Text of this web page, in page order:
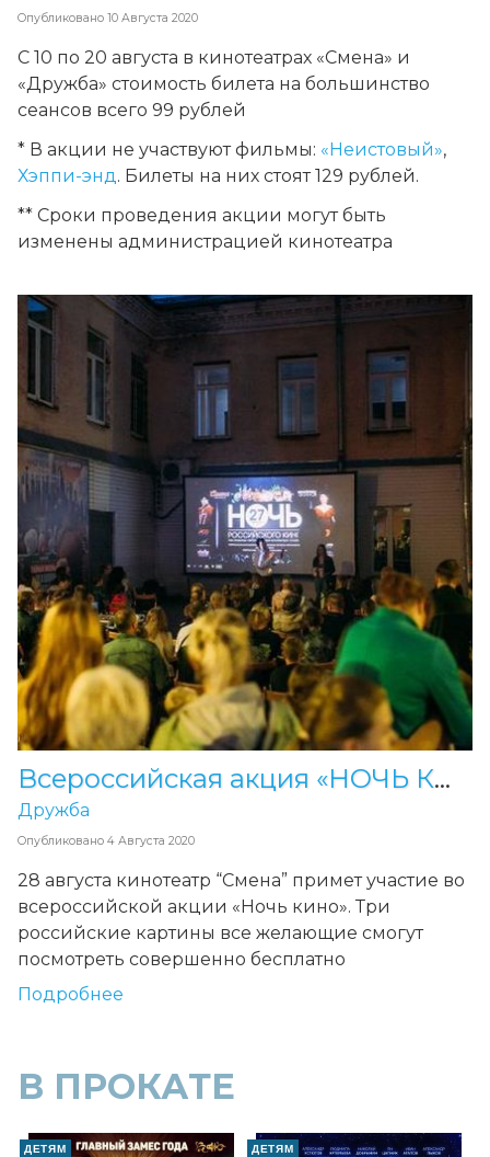
Опубликовано 10 Августа 2020
С 10 по 20 августа в кинотеатрах «Смена» и
«Дружба» стоимость билета на большинство
сеансов всего 99 рублей
* В акции не участвуют фильмы: «Неистовый»,
Хэппи-энд. Билеты на них стоят 129 рублей.
** Сроки проведения акции могут быть
изменены администрацией кинотеатра
Всероссийская акция «НОЧЬ КИНО-2021»
Опубликовано 4 Августа 2020
Дружба
28 августа кинотеатр “Смена” примет участие во
всероссийской акции «Ночь кино». Три
российские картины все желающие смогут
посмотреть совершенно бесплатно
Подробнее
В ПРОКАТЕ
ДЕТЯМ ДЕТЯМ